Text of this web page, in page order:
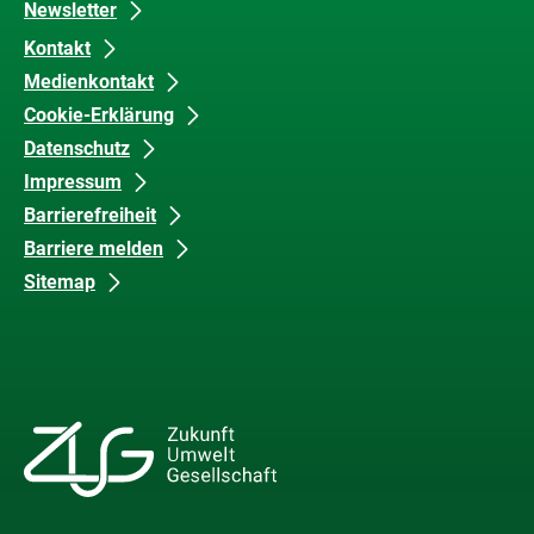
Newsletter
Kontakt
Medienkontakt
Cookie-Erklärung
Datenschutz
Impressum
Barrierefreiheit
Barriere melden
Sitemap